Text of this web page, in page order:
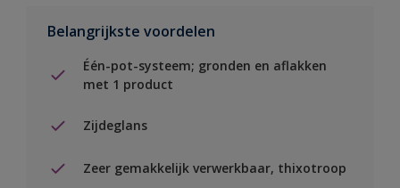
Belangrijkste voordelen
Één-pot-systeem; gronden en aflakken
met 1 product
Zijdeglans
Zeer gemakkelijk verwerkbaar, thixotroop